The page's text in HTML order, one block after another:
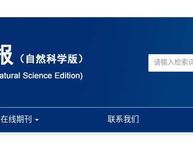
在线期刊 联系我们